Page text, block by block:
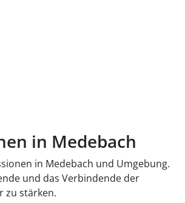
in Medebach
in Medebach und Umgebung.
und das Verbindende der
zu stärken.